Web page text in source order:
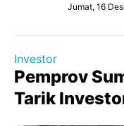
Jumat, 16
Investor
Pemprov
Tarik